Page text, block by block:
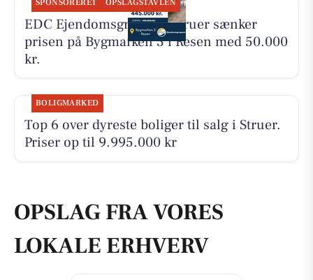
SPONSORERET OPSLAGSTAVLEN
EDC Ejen­doms­grup­pen Struer sænker
prisen på Bygmarken 3 i Resen med 50.000
kr.
BOLIGMARKED
Top 6 over dyreste boliger til salg i Struer.
Priser op til 9.995.000 kr
OPSLAG FRA VORES
LOKALE ERHVERV